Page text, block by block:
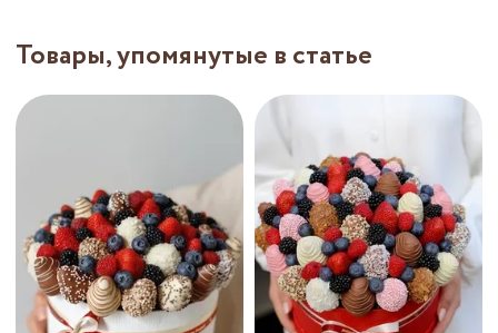
Товары, упомянутые в статье